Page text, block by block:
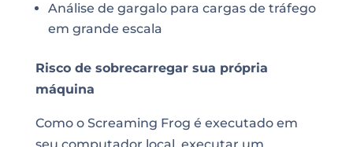
Análise de gargalo para cargas de tráfego
em grande escala
Risco de sobrecarregar sua própria
máquina
Como o Screaming Frog é executado em